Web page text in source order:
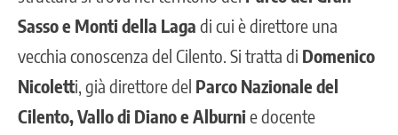
Sasso e Monti della Laga di cui è direttore una
vecchia conoscenza del Cilento. Si tratta di Domenico
Nicoletti, già direttore del Parco Nazionale del
Cilento, Vallo di Diano e Alburnie docente